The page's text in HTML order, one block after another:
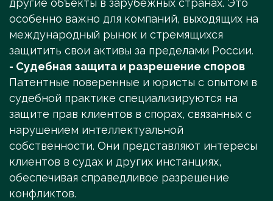
другие объекты в зарубежных странах. Это
особенно важно для компаний, выходящих на
международный рынок и стремящихся
защитить свои активы за пределами России.
- Судебная защита и разрешение споров
Патентные поверенные и юристы с опытом в
судебной практике специализируются на
защите прав клиентов в спорах, связанных с
нарушением интеллектуальной
собственности. Они представляют интересы
клиентов в судах и других инстанциях,
обеспечивая справедливое разрешение
конфликтов.